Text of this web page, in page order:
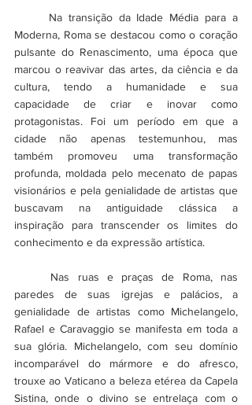
Moderna, Roma se destacou como o coração
pulsante do Renascimento, uma época que
marcou o reavivar das artes, da ciência e da
cultura, tendo a humanidade e sua
capacidade de criar e inovar como
protagonistas. Foi um período em que a
cidade não apenas testemunhou, mas
também promoveu uma transformação
profunda, moldada pelo mecenato de papas
visionários e pela genialidade de artistas que
buscavam na antiguidade clássica a
inspiração para transcender os limites do
conhecimento e da expressão artística.
paredes de suas igrejas e palácios, a
genialidade de artistas como Michelangelo,
Rafael e Caravaggio se manifesta em toda a
sua glória. Michelangelo, com seu domínio
incomparável do mármore e do afresco,
trouxe ao Vaticano a beleza etérea da Capela
Sistina, onde o divino se entrelaça com o